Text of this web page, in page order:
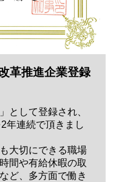
革推進企業登録
として登録され、
連続で頂きまし
大切にできる職場
間や有給休暇の取
ど、多方面で働き